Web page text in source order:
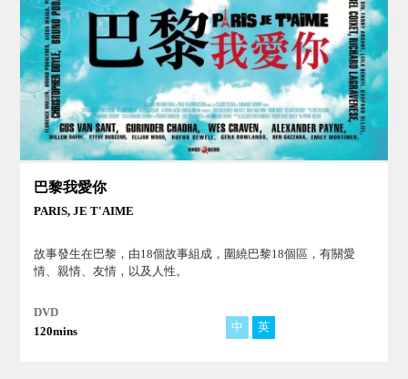
巴黎我愛你
PARIS, JE T'AIME
故事發生在巴黎，由18個故事組成，圍繞巴黎18個區，有關愛
情、親情、友情，以及人性。
DVD
120mins
中 英